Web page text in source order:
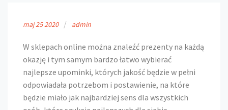
maj252020 admin
W sklepach online można znaleźć prezenty na każdą
okazję i tym samym bardzo łatwo wybierać
najlepsze upominki, których jakość będzie w pełni
odpowiadała potrzebom i postawienie, na które
będzie miało jak najbardziej sens dla wszystkich